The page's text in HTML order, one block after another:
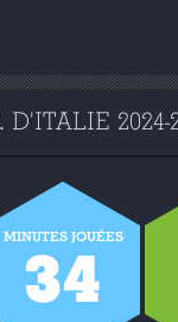
2024-
MINUTES JOUÉES
34